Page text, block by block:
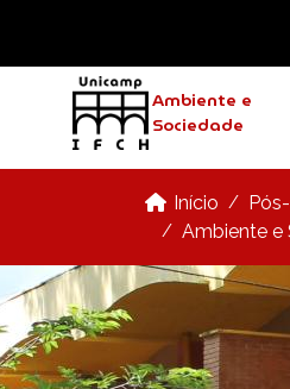
Ambiente e
Sociedade
Início
Ambiente e